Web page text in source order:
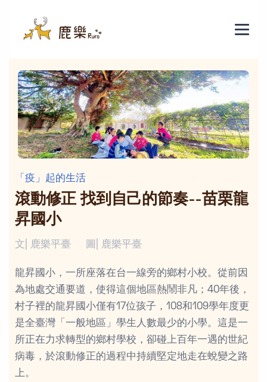
「疫」起的生活
滾動修正 找到自己的節奏--苗栗龍
昇國小
文| 鹿樂平臺 圖| 鹿樂平臺
龍昇國小，一所座落在台一線旁的鄉村小校。從前因
為地處交通要道，使得這個地區熱鬧非凡；40年後，
村子裡的龍昇國小僅有17位孩子，108和109學年度更
是全臺灣「一般地區」學生人數最少的小學。這是一
所正在力求轉型的鄉村學校，卻碰上百年一遇的世紀
病毒，於滾動修正的過程中持續堅定地走在蛻變之路
上。